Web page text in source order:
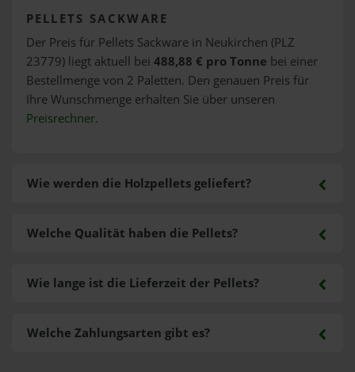
PELLETS SACKWARE
Der Preis für Pellets Sackware in Neukirchen (PLZ
23779) liegt aktuell bei 488,88 € pro Tonne bei einer
Bestellmenge von 2 Paletten. Den genauen Preis für
Ihre Wunschmenge erhalten Sie über unseren
Preisrechner.
Wie werden die Holzpellets geliefert?
Welche Zahlungsarten gibt es?
Welche Qualität haben die Pellets?
Wie lange ist die Lieferzeit der Pellets?